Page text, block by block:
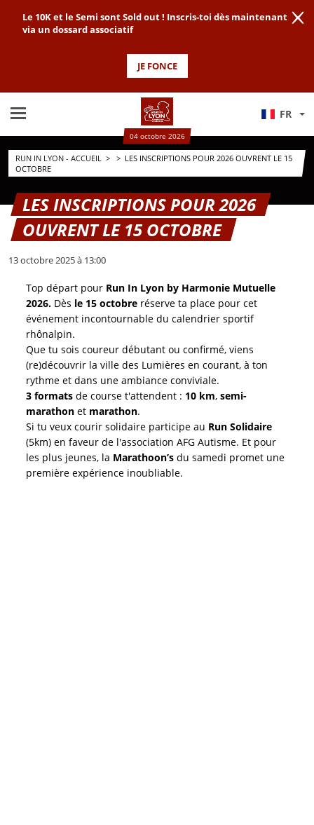
Le 10K et le Semi sont Sold out ! Inscris-toi dès maintenant
via un dossard associatif
JE FONCE
FR
04 octobre 2026
RUN IN LYON - ACCUEIL > > LES INSCRIPTIONS POUR 2026 OUVRENT LE 15
OCTOBRE
LES INSCRIPTIONS POUR 2026
OUVRENT LE 15 OCTOBRE
13 octobre 2025 à 13:00
Top départ pour Run In Lyon by Harmonie Mutuelle
2026. Dès le 15 octobre réserve ta place pour cet
événement incontournable du calendrier sportif
rhônalpin.
Que tu sois coureur débutant ou confirmé, viens
(re)découvrir la ville des Lumières en courant, à ton
rythme et dans une ambiance conviviale.
3 formats de course t'attendent : 10 km, semi-
marathon et marathon.
Si tu veux courir solidaire participe au Run Solidaire
(5km) en faveur de l'association AFG Autisme. Et pour
les plus jeunes, la Marathoon’s du samedi promet une
première expérience inoubliable.